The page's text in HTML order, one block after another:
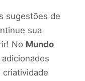
sugestões de
sua
No Mundo
criatividade